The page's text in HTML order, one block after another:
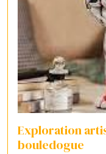
Exploration
bouledogue